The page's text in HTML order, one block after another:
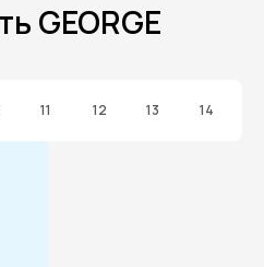
GEORGE
11 12 13 14